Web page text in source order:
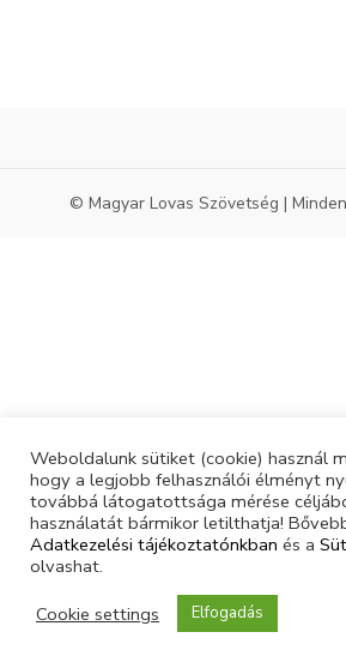
© Magyar Lovas Szövetség |
Weboldalunk sütiket (cookie) használ
hogy a legjobb felhasználói élményt
továbbá látogatottsága mérése
használatát bármikor letilthatja!
Adatkezelési tájékoztatónkban és a
olvashat.
Cookie settings
Elfogadás